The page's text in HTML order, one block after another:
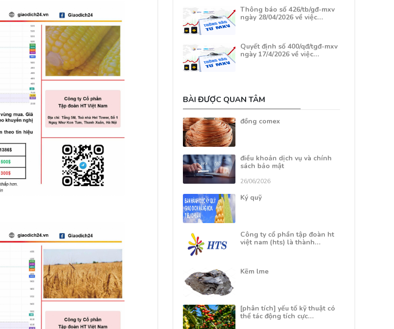
Thông báo số 426/tb/gđ-mxv
ngày 28/04/2026 về việc…
Quyết định số 400/qđ/tgđ-mxv
ngày 17/4/2026 về việc…
BÀI ĐƯỢC QUAN TÂM
đồng comex
điều khoản dịch vụ và chính
sách bảo mật
26/06/2026
Ký quỹ
Công ty cổ phần tập đoàn ht
việt nam (hts) là thành…
Kẽm lme
[phân tích] yếu tố kỹ thuật có
thể tác động tích cực…